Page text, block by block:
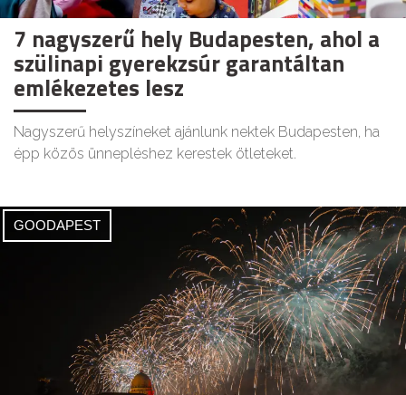
7 nagyszerű hely Budapesten, ahol a
szülinapi gyerekzsúr garantáltan
emlékezetes lesz
Nagyszerű helyszíneket ajánlunk nektek Budapesten, ha
épp közös ünnepléshez kerestek ötleteket.
GOODAPEST